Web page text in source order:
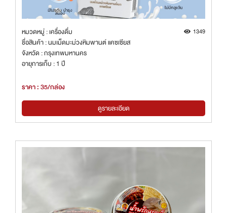
หมวดหมู่ : เครื่องดื่ม 1349
ชื่อสินค้า : นมเม็ดมะม่วงหิมพานต์ แคซเซียส
จังหวัด : กรุงเทพมหานคร
อายุการเก็บ : 1 ปี
ราคา : 35/กล่อง
ดูรายละเอียด